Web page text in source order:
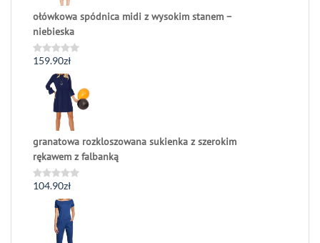
ołówkowa spódnica midi z wysokim stanem –
niebieska
Oceniono
159.90zł
granatowa rozkloszowana sukienka z szerokim
rękawem z falbanką
Oceniono
104.90zł